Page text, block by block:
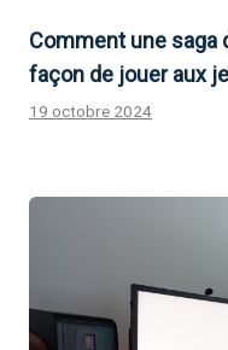
Comment une saga
façon de jouer aux
19 octobre 2024